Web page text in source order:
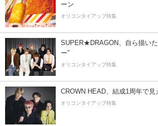
ーン
オリコンタイアップ特集
SUPER★DRAGON、自ら描いた
ー”
オリコンタイアップ特集
CROWN HEAD、結成1周年で見
オリコンタイアップ特集